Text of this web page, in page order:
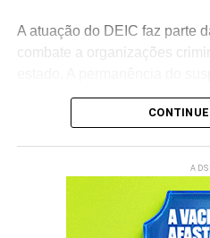
A atuação do DEIC faz parte
combate a organizações
busca garantir o
o andamento das medidas
de uma facção criminosa,
suposta participação na
ADS